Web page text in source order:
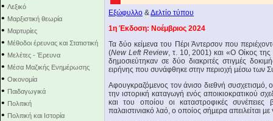
• Λεξικό
• Μαρξιστική θεωρία
• Μαρτυρίες
• Μέθοδοι έρευνας και Στατιστική
• Μελέτες - Έρευνα
• Μέσα Μαζικής Ενημέρωσης
• Οικονομία
• Παιδαγωγικά
• Πολιτική
• Πολιτική και Ιστορία
Εξώφυλλο &Δελτίο τύπου
1η Έκδοση: Νοέμβριος 2024
Τα δύο κείµενα του Πέρι Άντερσον που
(Νew Left Review, τ. 10, 2001) και «Ο Οίκος
δηµοσιεύτηκαν σε δύο διακριτές στιγµές
ειρήνης που συνάφθηκε στην περιοχή µέσω των
Αφουγκραζόµενος τον άνισο διεθνή
την ιστορική καταγωγή ενός αποικιοκρατικού
και του οποίου οι καταστροφικές
παλαιστινιακό λαό, ο οποίος σήµερα απειλείται µε